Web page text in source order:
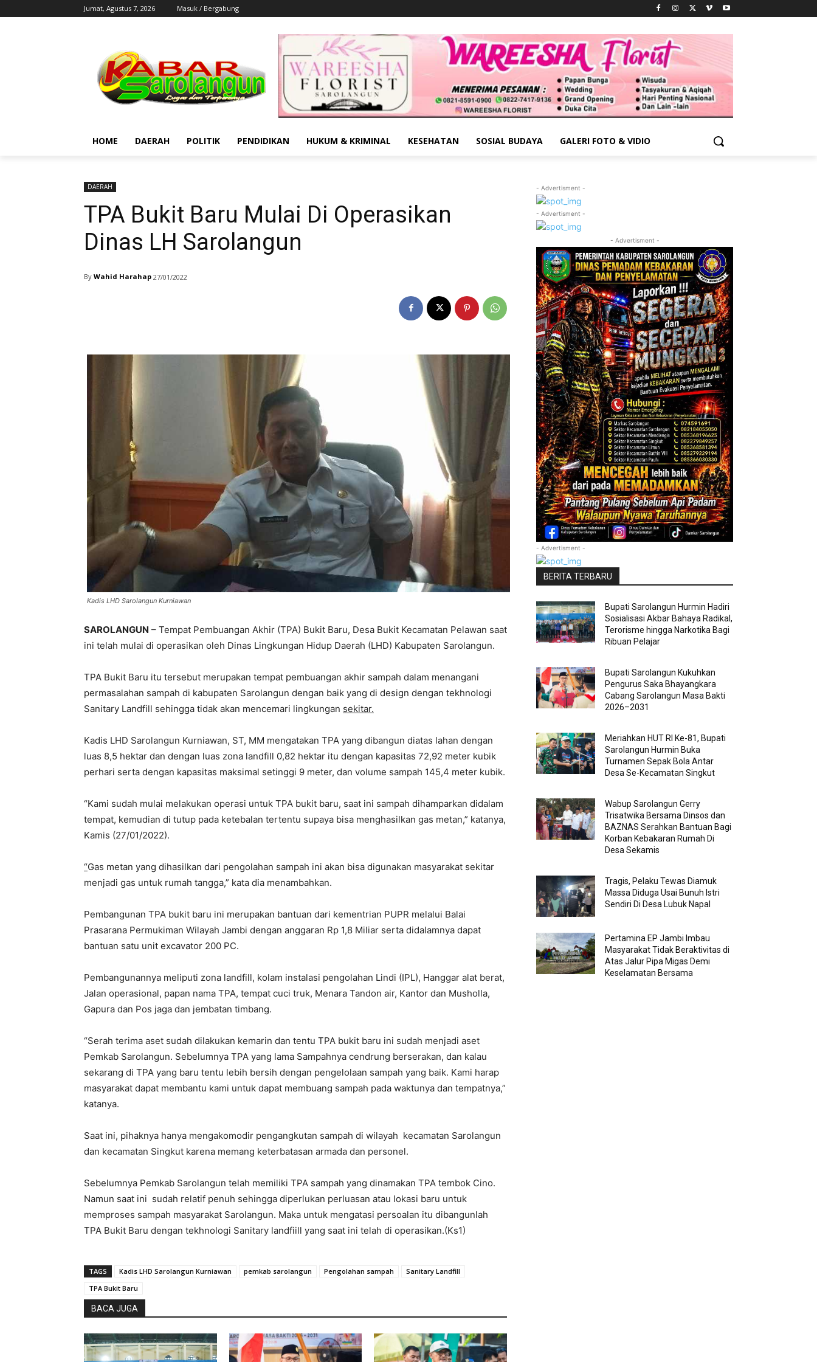
Jumat, Agustus 7, 2026 Masuk / Bergabung
HOME DAERAH POLITIK PENDIDIKAN HUKUM & KRIMINAL KESEHATAN SOSIAL BUDAYA GALERI FOTO & VIDIO
DAERAH
TPA Bukit Baru Mulai Di Operasikan
Dinas LH Sarolangun
By Wahid Harahap 27/01/2022
Kadis LHD Sarolangun Kurniawan
SAROLANGUN – Tempat Pembuangan Akhir (TPA) Bukit Baru, Desa Bukit Kecamatan Pelawan saat
ini telah mulai di operasikan oleh Dinas Lingkungan Hidup Daerah (LHD) Kabupaten Sarolangun.
TPA Bukit Baru itu tersebut merupakan tempat pembuangan akhir sampah dalam menangani
permasalahan sampah di kabupaten Sarolangun dengan baik yang di design dengan tekhnologi
Sanitary Landfill sehingga tidak akan mencemari lingkungan sekitar.
Kadis LHD Sarolangun Kurniawan, ST, MM mengatakan TPA yang dibangun diatas lahan dengan
luas 8,5 hektar dan dengan luas zona landfill 0,82 hektar itu dengan kapasitas 72,92 meter kubik
perhari serta dengan kapasitas maksimal setinggi 9 meter, dan volume sampah 145,4 meter kubik.
“Kami sudah mulai melakukan operasi untuk TPA bukit baru, saat ini sampah dihamparkan didalam
tempat, kemudian di tutup pada ketebalan tertentu supaya bisa menghasilkan gas metan,” katanya,
Kamis (27/01/2022).
“Gas metan yang dihasilkan dari pengolahan sampah ini akan bisa digunakan masyarakat sekitar
menjadi gas untuk rumah tangga,” kata dia menambahkan.
Pembangunan TPA bukit baru ini merupakan bantuan dari kementrian PUPR melalui Balai
Prasarana Permukiman Wilayah Jambi dengan anggaran Rp 1,8 Miliar serta didalamnya dapat
bantuan satu unit excavator 200 PC.
Pembangunannya meliputi zona landfill, kolam instalasi pengolahan Lindi (IPL), Hanggar alat berat,
Jalan operasional, papan nama TPA, tempat cuci truk, Menara Tandon air, Kantor dan Musholla,
Gapura dan Pos jaga dan jembatan timbang.
“Serah terima aset sudah dilakukan kemarin dan tentu TPA bukit baru ini sudah menjadi aset
Pemkab Sarolangun. Sebelumnya TPA yang lama Sampahnya cendrung berserakan, dan kalau
sekarang di TPA yang baru tentu lebih bersih dengan pengelolaan sampah yang baik. Kami harap
masyarakat dapat membantu kami untuk dapat membuang sampah pada waktunya dan tempatnya,”
katanya.
Saat ini, pihaknya hanya mengakomodir pengangkutan sampah di wilayah kecamatan Sarolangun
dan kecamatan Singkut karena memang keterbatasan armada dan personel.
Sebelumnya Pemkab Sarolangun telah memiliki TPA sampah yang dinamakan TPA tembok Cino.
Namun saat ini sudah relatif penuh sehingga diperlukan perluasan atau lokasi baru untuk
memproses sampah masyarakat Sarolangun. Maka untuk mengatasi persoalan itu dibangunlah
TPA Bukit Baru dengan tekhnologi Sanitary landfiill yang saat ini telah di operasikan.(Ks1)
TAGS Kadis LHD Sarolangun Kurniawan pemkab sarolangun Pengolahan sampah
Sanitary Landfill
TPA Bukit Baru
BACA JUGA
- Advertisment -
- Advertisment -
- Advertisment -
- Advertisment -
BERITA TERBARU
Bupati Sarolangun Hurmin Hadiri
Sosialisasi Akbar Bahaya Radikal,
Terorisme hingga Narkotika Bagi
Ribuan Pelajar
Bupati Sarolangun Kukuhkan
Pengurus Saka Bhayangkara
Cabang Sarolangun Masa Bakti
2026–2031
Meriahkan HUT RI Ke-81, Bupati
Sarolangun Hurmin Buka
Turnamen Sepak Bola Antar
Desa Se-Kecamatan Singkut
Wabup Sarolangun Gerry
Trisatwika Bersama Dinsos dan
BAZNAS Serahkan Bantuan Bagi
Korban Kebakaran Rumah Di
Desa Sekamis
Tragis, Pelaku Tewas Diamuk
Massa Diduga Usai Bunuh Istri
Sendiri Di Desa Lubuk Napal
Pertamina EP Jambi Imbau
Masyarakat Tidak Beraktivitas di
Atas Jalur Pipa Migas Demi
Keselamatan Bersama